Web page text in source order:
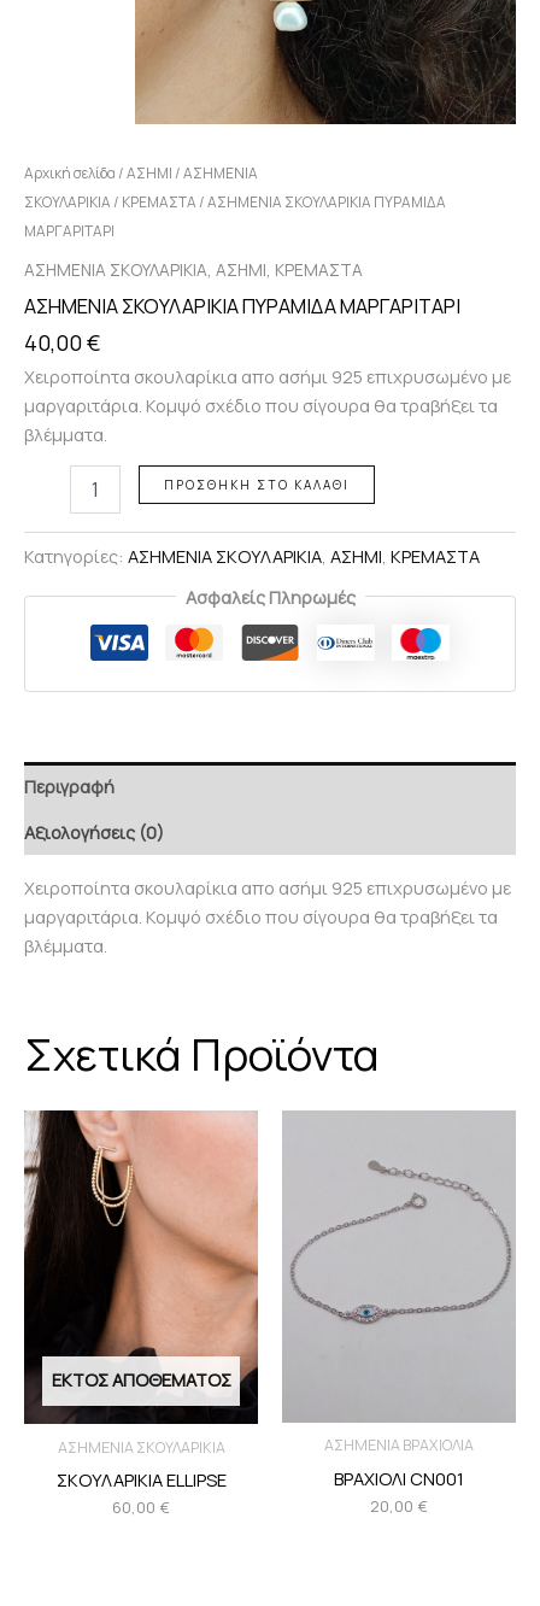
Αρχική σελίδα /ΑΣΗΜΙ /ΑΣΗΜΕΝΙΑ
ΣΚΟΥΛΑΡΙΚΙΑ / ΚΡΕΜΑΣΤΑ / ΑΣΗΜΕΝΙΑ ΣΚΟΥΛΑΡΙΚΙΑ ΠΥΡΑΜΙΔΑ
ΜΑΡΓΑΡΙΤΑΡΙ
ΑΣΗΜΕΝΙΑ ΣΚΟΥΛΑΡΙΚΙΑ, ΑΣΗΜΙ, ΚΡΕΜΑΣΤΑ
ΑΣΗΜΕΝΙΑ ΣΚΟΥΛΑΡΙΚΙΑ ΠΥΡΑΜΙΔΑ ΜΑΡΓΑΡΙΤΑΡΙ
40,00€
Χειροποίητα σκουλαρίκια απο ασήμι 925 επιχρυσωμένο με
μαργαριτάρια. Κομψό σχέδιο που σίγουρα θα τραβήξει τα
βλέμματα.
ΠΡΟΣΘΉΚΗ ΣΤΟ ΚΑΛΆΘΙ
Κατηγορίες: ΑΣΗΜΕΝΙΑ ΣΚΟΥΛΑΡΙΚΙΑ, ΑΣΗΜΙ, ΚΡΕΜΑΣΤΑ
Ασφαλείς Πληρωμές
Περιγραφή
Αξιολογήσεις (0)
Χειροποίητα σκουλαρίκια απο ασήμι 925 επιχρυσωμένο με
μαργαριτάρια. Κομψό σχέδιο που σίγουρα θα τραβήξει τα
βλέμματα.
Σχετικά Προϊόντα
ΕΚΤΌΣ ΑΠΟΘΈΜΑΤΟΣ
ΑΣΗΜΕΝΙΑ ΣΚΟΥΛΑΡΙΚΙΑ
ΣΚΟΥΛΑΡΙΚΙΑ ELLIPSE
60,00 €
ΑΣΗΜΕΝΙΑ ΒΡΑΧΙΟΛΙΑ
ΒΡΑΧΙΟΛΙ CN001
20,00 €